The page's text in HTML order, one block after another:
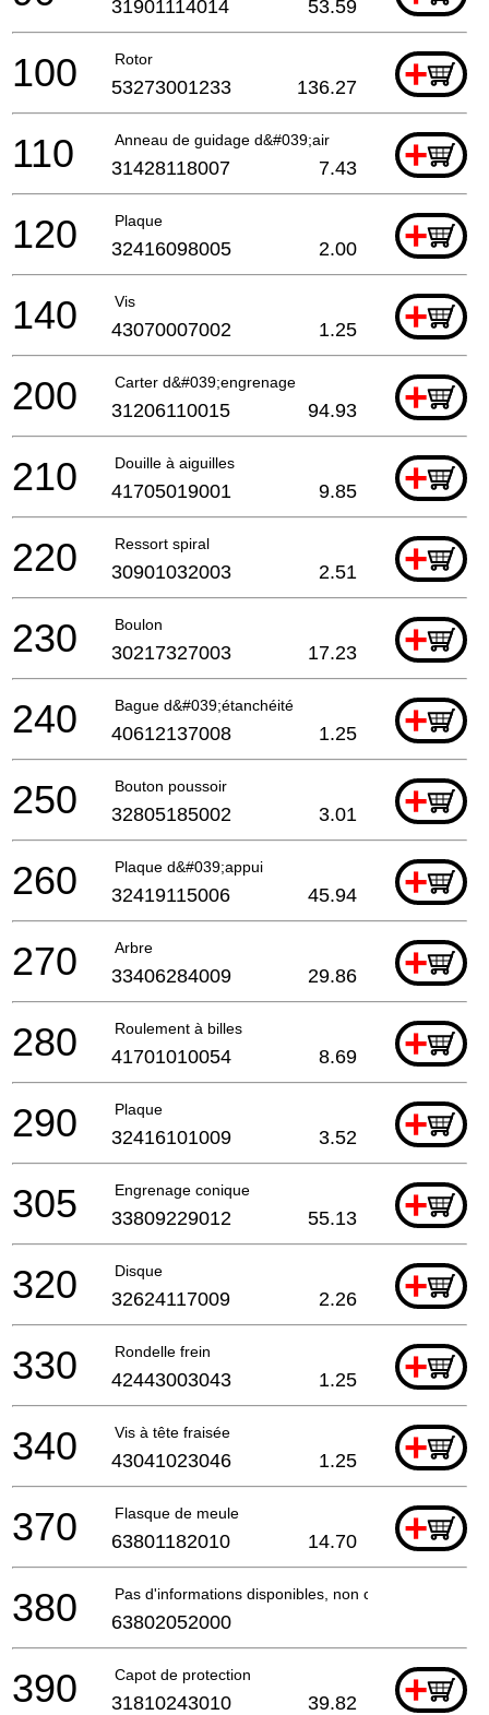
31901114014 53.59
Rotor +
100 53273001233 136.27
Anneau de guidage d&#039;air +
110 31428118007 7.43
Plaque +
120 32416098005 2.00
Vis +
140 43070007002 1.25
Carter d&#039;engrenage +
200 31206110015 94.93
Douille à aiguilles +
210 41705019001 9.85
Ressort spiral +
220 30901032003 2.51
Boulon +
230 30217327003 17.23
Bague d&#039;étanchéité +
240 40612137008 1.25
Bouton poussoir +
250 32805185002 3.01
Plaque d&#039;appui +
260 32419115006 45.94
Arbre +
270 33406284009 29.86
Roulement à billes +
280 41701010054 8.69
Plaque +
290 32416101009 3.52
Engrenage conique +
305 33809229012 55.13
Disque +
320 32624117009 2.26
Rondelle frein +
330 42443003043 1.25
Vis à tête fraisée +
340 43041023046 1.25
Flasque de meule +
370 63801182010 14.70
Pas d'informations disponibles, non commandable
380 63802052000
Capot de protection +
390 31810243010 39.82